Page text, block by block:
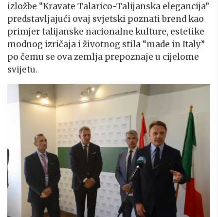
izložbe “Kravate Talarico-Talijanska elegancija”
predstavljajući ovaj svjetski poznati brend kao
primjer talijanske nacionalne kulture, estetike
modnog izričaja i životnog stila “made in Italy”
po čemu se ova zemlja prepoznaje u cijelome
svijetu.